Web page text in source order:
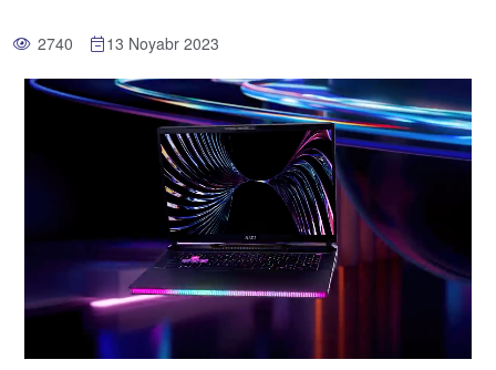
2740 13 Noyabr 2023